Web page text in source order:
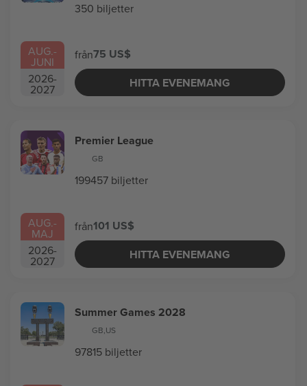
AUG.-
JUNI
2026-
2027
350 biljetter
från75 US$
HITTA EVENEMANG
AUG.-
MAJ
2026-
2027
Premier League
GB
199457 biljetter
från101 US$
HITTA EVENEMANG
Summer Games 2028
GB,US
97815 biljetter